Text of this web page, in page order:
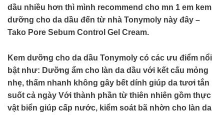
dầu nhiều hơn thì mình recommend cho mn 1 em kem
dưỡng cho da dầu đến từ nhà Tonymoly này đây –
Tako Pore Sebum Control Gel Cream.
Kem dưỡng cho da dầu Tonymoly có các ưu điểm nổi
bật như: Dưỡng ẩm cho làn da dầu với kết cấu mỏng
nhẹ, thấm nhanh không gây bết dính giúp da tươi tắn
suốt cả ngày Với thành phần từ thiên nhiên gồm thực
vật biển giúp cấp nước, kiểm soát bã nhờn cho làn da